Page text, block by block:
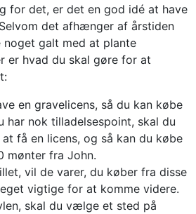
for det, er det en god idé at have
det afhænger af årstiden
galt med at plante
er hvad du skal gøre for at
en gravelicens, så du kan købe
har nok tilladelsespoint, skal du
få en licens, og så kan du købe
mønter fra John.
vil de varer, du køber fra disse
vigtige for at komme videre.
skal du vælge et sted på